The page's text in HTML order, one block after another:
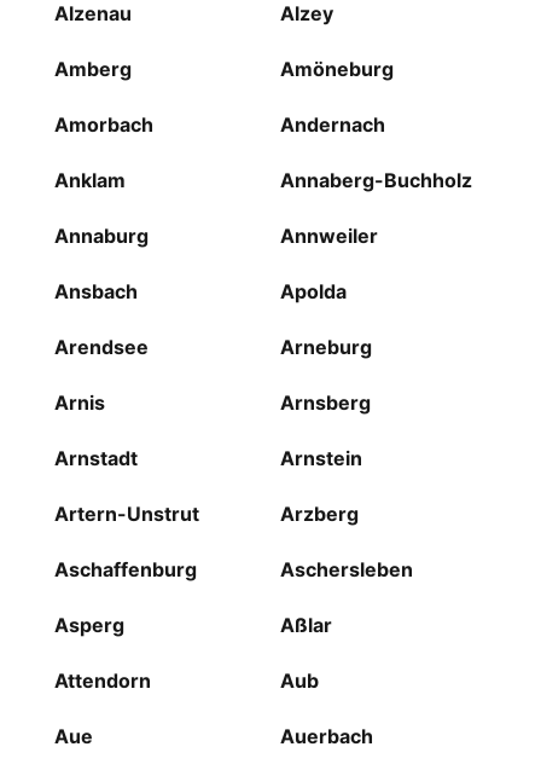
Alzenau Alzey
Amberg Amöneburg
Amorbach Andernach
Anklam Annaberg-Buchholz
Annaburg Annweiler
Ansbach Apolda
Arendsee Arneburg
Arnis Arnsberg
Arnstadt Arnstein
Artern-Unstrut Arzberg
Aschaffenburg Aschersleben
Asperg Aßlar
Attendorn Aub
Aue Auerbach